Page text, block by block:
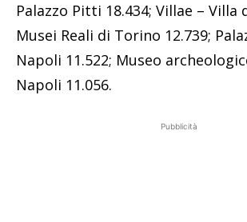
Palazzo Pitti 18.434; Villae – Villa
Musei Reali di Torino 12.739;
Napoli 11.522; Museo
Napoli 11.056.
Pubblicità